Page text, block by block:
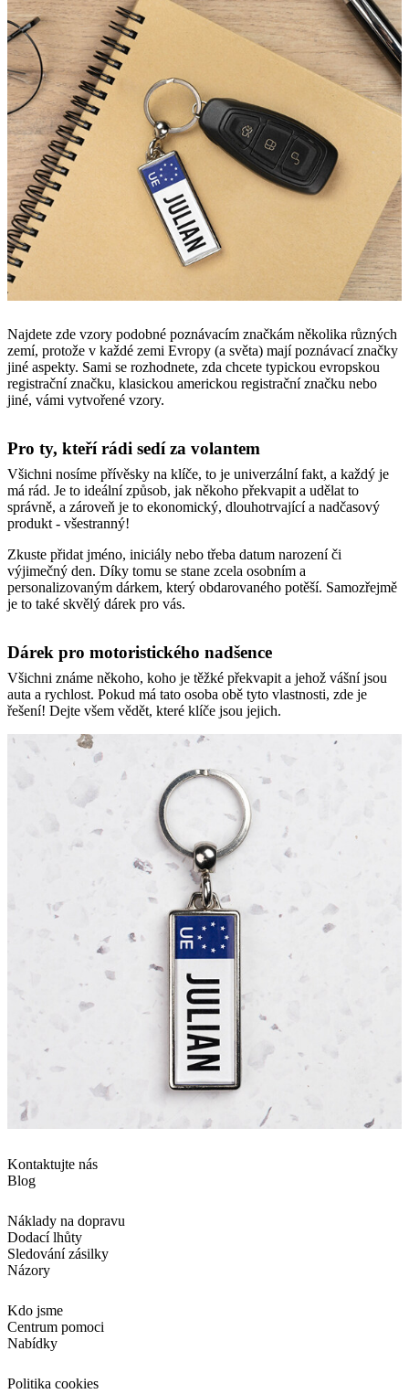
Najdete zde vzory podobné poznávacím značkám několika různých
zemí, protože v každé zemi Evropy (a světa) mají poznávací značky
jiné aspekty. Sami se rozhodnete, zda chcete typickou evropskou
registrační značku, klasickou americkou registrační značku nebo
jiné, vámi vytvořené vzory.
Pro ty, kteří rádi sedí za volantem
Všichni nosíme přívěsky na klíče, to je univerzální fakt, a každý je
má rád. Je to ideální způsob, jak někoho překvapit a udělat to
správně, a zároveň je to ekonomický, dlouhotrvající a nadčasový
produkt - všestranný!
Zkuste přidat jméno, iniciály nebo třeba datum narození či
výjimečný den. Díky tomu se stane zcela osobním a
personalizovaným dárkem, který obdarovaného potěší. Samozřejmě
je to také skvělý dárek pro vás.
Dárek pro motoristického nadšence
Všichni známe někoho, koho je těžké překvapit a jehož vášní jsou
auta a rychlost. Pokud má tato osoba obě tyto vlastnosti, zde je
řešení! Dejte všem vědět, které klíče jsou jejich.
Kontaktujte nás
Blog
Náklady na dopravu
Dodací lhůty
Sledování zásilky
Názory
Kdo jsme
Centrum pomoci
Nabídky
Politika cookies